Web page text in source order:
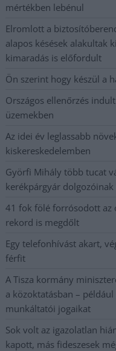
mértékben lebénul
Elromlott a
alapos késések alakultak
kimaradás is előfordult
Ön szerint hogy készül a
Országos ellenőrzés
üzemekben
Az idei év leglassabb
kiskereskedelemben
Györfi Mihály több tucat
kerékpárgyár
41 fok fölé forrósodott az
rekord is megdőlt
Egy telefonhívást akart,
férfit
A Tisza kormány
a közoktatásban –
munkáltatói jogaikat
Sok volt az igazolatlan
kapott, más fideszesek